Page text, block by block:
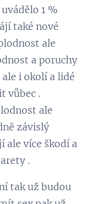
1 %
také nové
ale
a poruchy
i okolí a lidé
vůbec .
ale
závislý
ale více škodí a
.
tak už budou